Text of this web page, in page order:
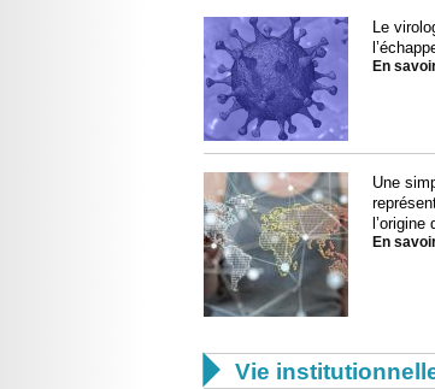
Le
En
Une
En
 Vie